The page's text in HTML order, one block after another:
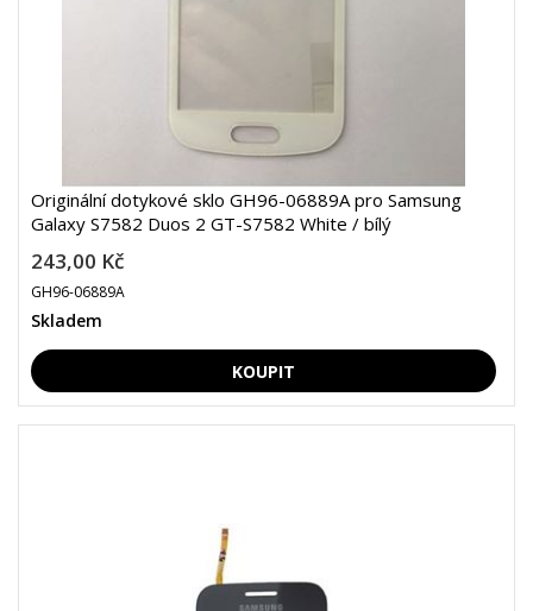
Originální dotykové sklo GH96-06889A pro Samsung
Galaxy S7582 Duos 2 GT-S7582 White / bílý
243,00 Kč
GH96-06889A
Skladem